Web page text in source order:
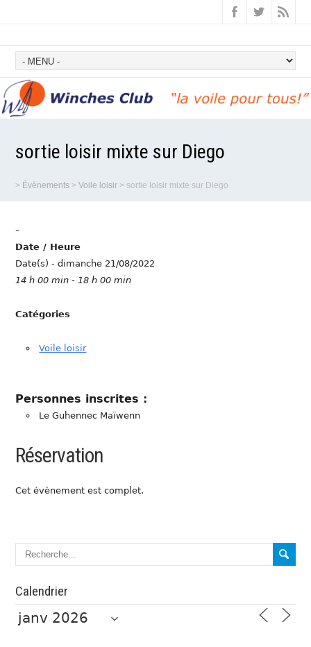
sortie loisir mixte sur Diego
> Évènements >Voile loisir > sortie loisir mixte sur Diego
-
Date / Heure
Date(s) - dimanche 21/08/2022
14 h 00 min - 18 h 00 min
Catégories
Voile loisir
Personnes inscrites :
Le Guhennec Maïwenn
Réservation
Cet évènement est complet.
Calendrier